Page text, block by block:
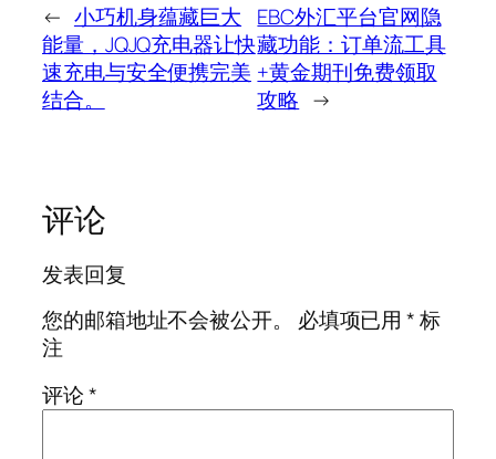
← 小巧机身蕴藏巨大
能量，JQJQ充电器让快
速充电与安全便携完美
结合。
EBC外汇平台官网隐
藏功能：订单流工具
+黄金期刊免费领取
攻略 →
评论
发表回复
您的邮箱地址不会被公开。
必填项已用*标
注
评论*